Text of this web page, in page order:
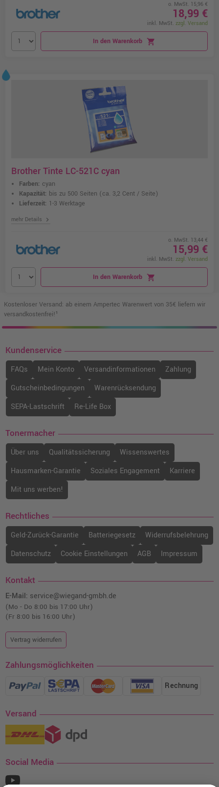
o. MwSt. 15,96 €
18,99 €
inkl. MwSt. zzgl. Versand
In den Warenkorb shopping_cart
Brother Tinte LC-521C cyan
Farben: cyan
Kapazität: bis zu 500 Seiten (ca. 3,2 Cent / Seite)
Lieferzeit: 1-3 Werktage
mehr Details chevron_right
o. MwSt. 13,44 €
15,99 €
inkl. MwSt. zzgl. Versand
In den Warenkorb shopping_cart
Kostenloser Versand: ab einem Ampertec Warenwert von 35€ liefern wir
versandkostenfrei!¹
Kundenservice
FAQs Mein Konto Versandinformationen
Zahlung
Gutscheinbedingungen
Warenrücksendung
SEPA-Lastschrift
Re-Life Box
Tonermacher
Über uns Qualitätssicherung
Wissenswertes
Hausmarken-Garantie
Soziales Engagement
Karriere
Mit uns werben!
Rechtliches
Geld-Zurück-Garantie Batteriegesetz
Widerrufsbelehrung
Datenschutz
Cookie Einstellungen AGB Impressum
Kontakt
E-Mail: service@wiegand-gmbh.de
(Mo - Do 8:00 bis 17:00 Uhr)
(Fr 8:00 bis 16:00 Uhr)
Vertrag widerrufen
Zahlungsmöglichkeiten
Rechnung
Versand
Social Media